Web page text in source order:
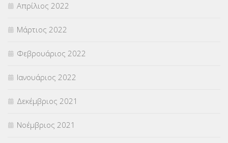
Απρίλιος 2022
Μάρτιος 2022
Φεβρουάριος 2022
Ιανουάριος 2022
Δεκέμβριος 2021
Νοέμβριος 2021